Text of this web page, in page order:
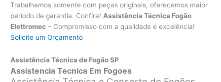
Trabalhamos somente com peças originais, oferecemos maior
período de garantia. Confira! Assistência Técnica Fogão
Elettromec – Compromisso com a qualidade e excelência!
Solicite um Orçamento
Assistência Técnica de Fogão SP
Assistencia Tecnica Em Fogoes